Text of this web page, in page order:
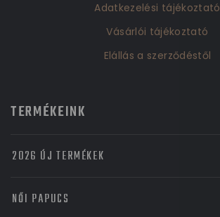
Adatkezelési tájékoztató
Vásárlói tájékoztató
Elállás a szerződéstől
TERMÉKEINK
2026 ÚJ TERMÉKEK
NŐI PAPUCS